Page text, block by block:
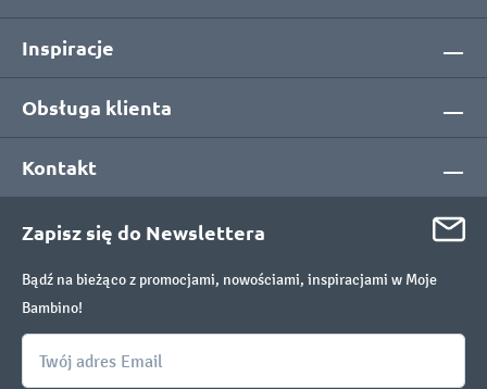
Inspiracje
Obsługa klienta
Kontakt
Zapisz się do Newslettera
Bądź na bieżąco z promocjami, nowościami, inspiracjami w Moje
Bambino!